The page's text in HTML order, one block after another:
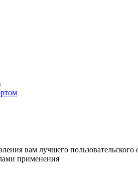
вам лучшего
применения